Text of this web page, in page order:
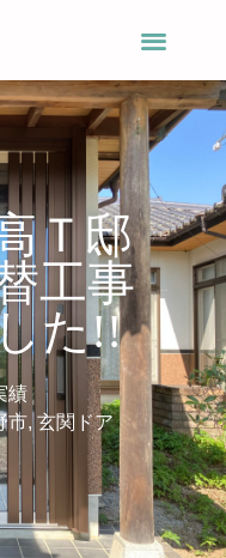
Ｔ邸
工事
た!!
績
市,玄関ドア